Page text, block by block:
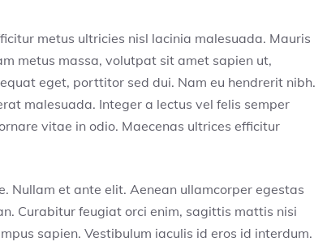
metus ultricies nisl lacinia malesuada. Mauris
metus massa, volutpat sit amet sapien ut,
eget, porttitor sed dui. Nam eu hendrerit nibh.
malesuada. Integer a lectus vel felis semper
vitae in odio. Maecenas ultrices efficitur
Nullam et ante elit. Aenean ullamcorper egestas
Curabitur feugiat orci enim, sagittis mattis nisi
sapien. Vestibulum iaculis id eros id interdum.